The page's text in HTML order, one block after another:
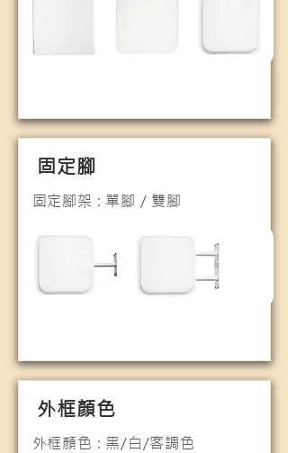
固定腳
固定腳架 : 單腳 / 雙腳
外框顏色
外框顏色 : 黑/白/客調色